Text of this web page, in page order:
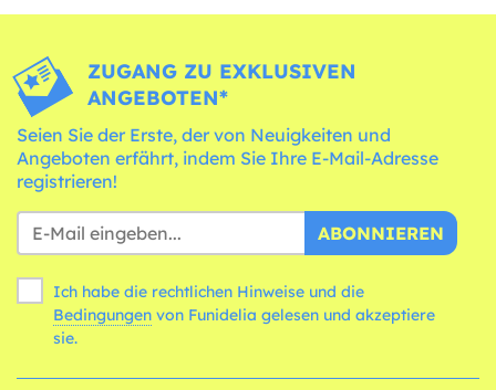
ZUGANG ZU EXKLUSIVEN
ANGEBOTEN*
Seien Sie der Erste, der von Neuigkeiten und
Angeboten erfährt, indem Sie Ihre E-Mail-Adresse
registrieren!
ABONNIEREN
Ich habe die rechtlichen Hinweise und die
Bedingungen
sie.